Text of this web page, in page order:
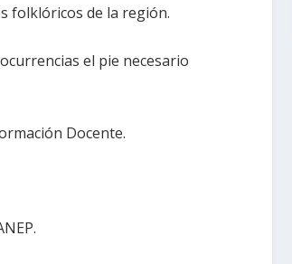
folklóricos de la región.
el pie necesario
Docente.